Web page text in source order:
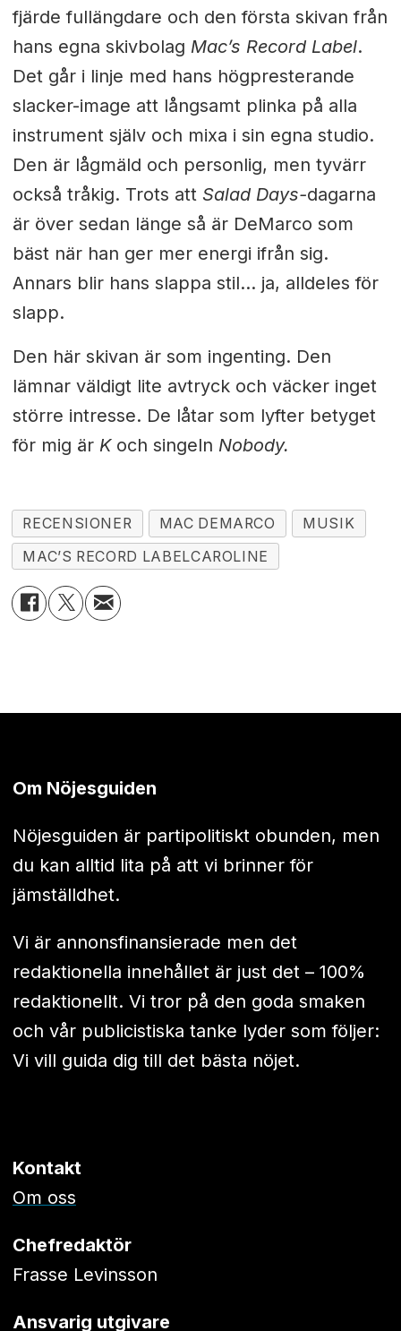
fjärde fullängdare och den första skivan från
hans egna skivbolag Mac’s Record Label.
Det går i linje med hans högpresterande
slacker-image att långsamt plinka på alla
instrument själv och mixa i sin egna studio.
Den är lågmäld och personlig, men tyvärr
också tråkig. Trots att Salad Days-dagarna
är över sedan länge så är DeMarco som
bäst när han ger mer energi ifrån sig.
Annars blir hans slappa stil… ja, alldeles för
slapp.
Den här skivan är som ingenting. Den
lämnar väldigt lite avtryck och väcker inget
större intresse. De låtar som lyfter betyget
för mig är K och singeln Nobody.
RECENSIONER MAC DEMARCO
MUSIK
MAC’S RECORD LABELCAROLINE
Om Nöjesguiden
Nöjesguiden är partipolitiskt obunden, men
du kan alltid lita på att vi brinner för
jämställdhet.
Vi är annonsfinansierade men det
redaktionella innehållet är just det – 100%
redaktionellt. Vi tror på den goda smaken
och vår publicistiska tanke lyder som följer:
Vi vill guida dig till det bästa nöjet.
Kontakt
Om oss
Chefredaktör
Frasse Levinsson
Ansvarig utgivare